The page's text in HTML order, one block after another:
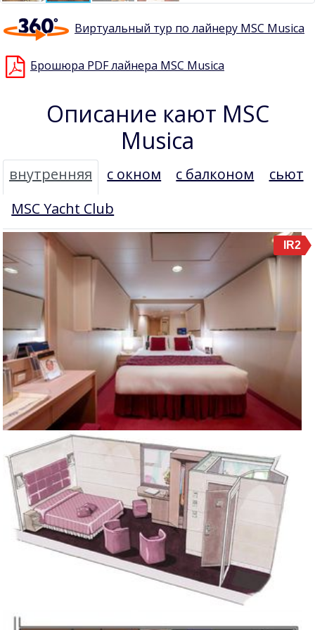
Виртуальный тур по лайнеру MSC Musica
Брошюра PDF лайнера MSC Musica
Описание кают MSC
Musica
внутренняя с окном с балконом
сьют
MSC Yacht Club
IR2